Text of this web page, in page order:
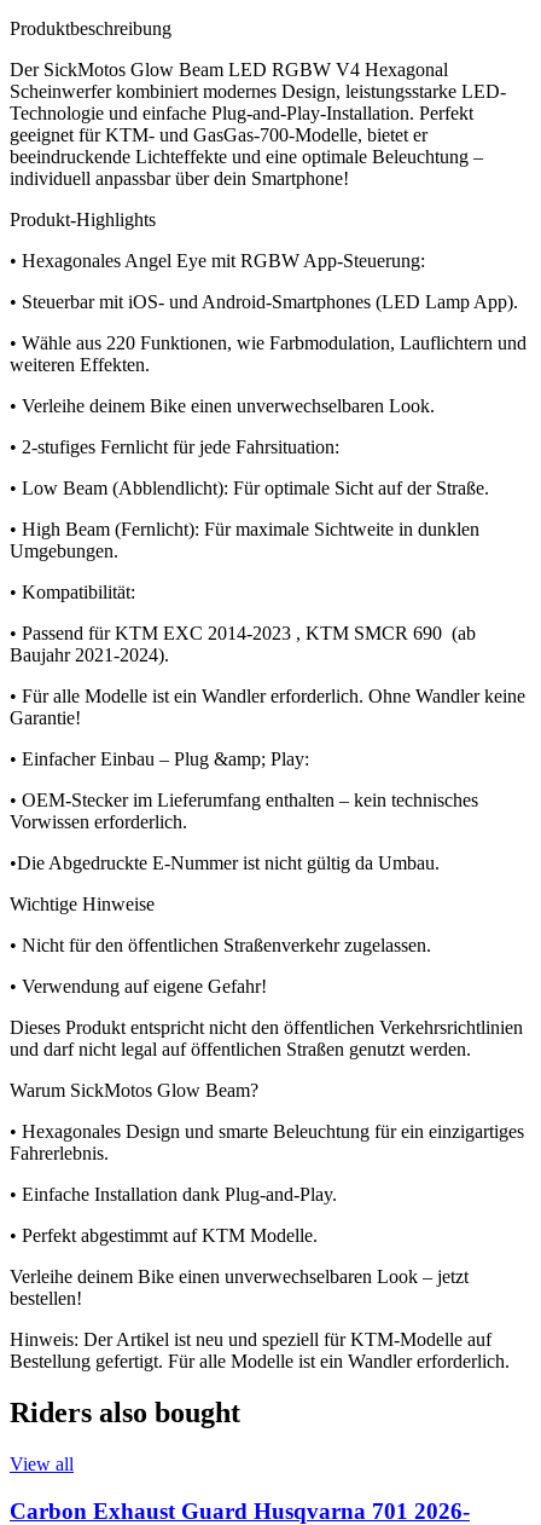
Produktbeschreibung
Der SickMotos Glow Beam LED RGBW V4 Hexagonal
Scheinwerfer kombiniert modernes Design, leistungsstarke LED-
Technologie und einfache Plug-and-Play-Installation. Perfekt
geeignet für KTM- und GasGas-700-Modelle, bietet er
beeindruckende Lichteffekte und eine optimale Beleuchtung –
individuell anpassbar über dein Smartphone!
Produkt-Highlights
• Hexagonales Angel Eye mit RGBW App-Steuerung:
• Steuerbar mit iOS- und Android-Smartphones (LED Lamp App).
• Wähle aus 220 Funktionen, wie Farbmodulation, Lauflichtern und
weiteren Effekten.
• Verleihe deinem Bike einen unverwechselbaren Look.
• 2-stufiges Fernlicht für jede Fahrsituation:
• Low Beam (Abblendlicht): Für optimale Sicht auf der Straße.
• High Beam (Fernlicht): Für maximale Sichtweite in dunklen
Umgebungen.
• Kompatibilität:
• Passend für KTM EXC 2014-2023 , KTM SMCR 690 (ab
Baujahr 2021-2024).
• Für alle Modelle ist ein Wandler erforderlich. Ohne Wandler keine
Garantie!
• Einfacher Einbau – Plug &amp; Play:
• OEM-Stecker im Lieferumfang enthalten – kein technisches
Vorwissen erforderlich.
•Die Abgedruckte E-Nummer ist nicht gültig da Umbau.
Wichtige Hinweise
• Nicht für den öffentlichen Straßenverkehr zugelassen.
• Verwendung auf eigene Gefahr!
Dieses Produkt entspricht nicht den öffentlichen Verkehrsrichtlinien
und darf nicht legal auf öffentlichen Straßen genutzt werden.
Warum SickMotos Glow Beam?
• Hexagonales Design und smarte Beleuchtung für ein einzigartiges
Fahrerlebnis.
• Einfache Installation dank Plug-and-Play.
• Perfekt abgestimmt auf KTM Modelle.
Verleihe deinem Bike einen unverwechselbaren Look – jetzt
bestellen!
Hinweis: Der Artikel ist neu und speziell für KTM-Modelle auf
Bestellung gefertigt. Für alle Modelle ist ein Wandler erforderlich.
Riders also bought
View all
Carbon Exhaust Guard Husqvarna 701 2026-